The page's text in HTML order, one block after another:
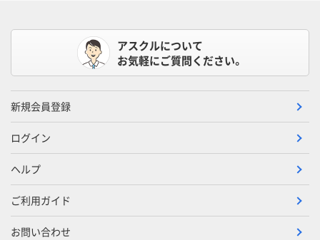
アスクルについて
お気軽にご質問ください。
新規会員登録
ログイン
ヘルプ
ご利用ガイド
お問い合わせ